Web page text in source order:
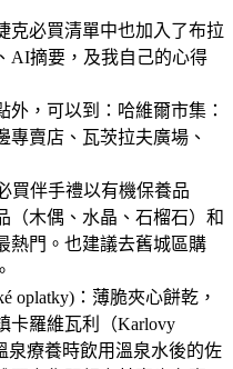
克必買清單中也加入了布拉
AI摘要，及我自己的心得
，可以到：哈維爾市集：
專賣店、瓦茨拉夫廣場、
買伴手禮以有機保養品
（木偶、水晶、石榴石）和
熱門。也建議去舊城區購
oplatky)：薄脆夾心餅乾，
卡羅維瓦利（Karlovy
泉療養時飲用溫泉水後的佐